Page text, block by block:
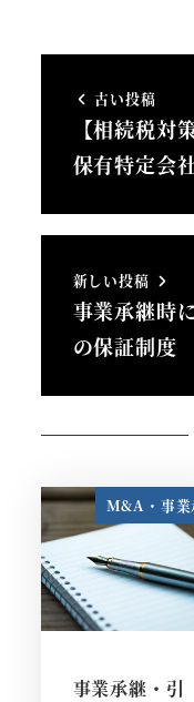
古い投稿
【相続税対
保有特定会
新しい投稿
事業承継時
の保証制度
M&A・事業
事業承継・引